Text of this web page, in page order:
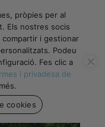
pròpies per al
Els nostres socis
compartir i gestionar
Podeu
Fes clic a
i privadesa de
cookies